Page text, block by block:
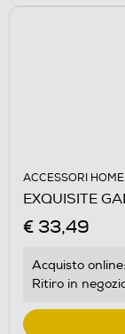
ACCESSORI
EXQUISITE
€ 33,49
Acquisto online:
Ritiro in